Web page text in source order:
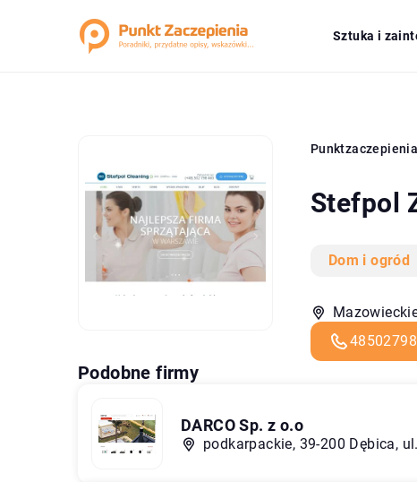
Sztuka i
Punktzaczepienia
Stefpol
Dom i ogród
Podobne firmy
DARCO Sp. z o.o
podkarpackie, 39-200 Dębica,